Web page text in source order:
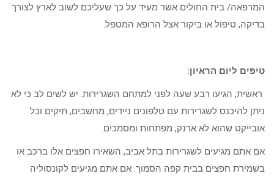
המרפאה/ בית החולים אשר מעיד על כך שעליכם לשוב לארץ לצורך
בדיקה, טיפול או ביקור אצל הרופא המטפל.
טיפים ליום הראיון:
ראשית, הגיעו רבע שעה לפני למתחם השגרירות. יש לשים לב כי לא
ניתן להיכנס לשגרירות עם טלפונים ניידים, מחשבים, תיקים וכל
אובייקט שהוא לא ארנק, מפתחות ומסמכים.
אם אתם מגיעים לשגרירות בתל אביב, השאירו חפצים אלו ברכב או
בשמירת חפצים בבית קפה הסמוך. אם אתם מגיעים לקונסוליה